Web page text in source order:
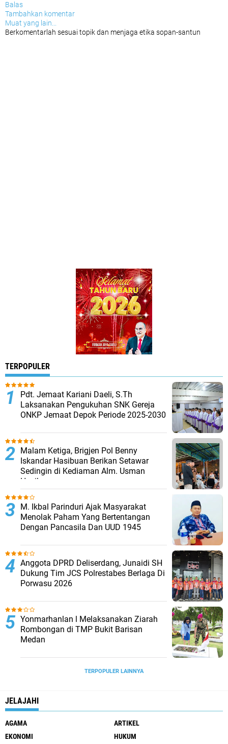
Balas
Tambahkan komentar
Muat yang lain...
Berkomentarlah sesuai topik dan menjaga etika sopan-santun
TERPOPULER
Pdt. Jemaat Kariani Daeli, S.Th
Laksanakan Pengukuhan SNK Gereja
ONKP Jemaat Depok Periode 2025-2030
Malam Ketiga, Brigjen Pol Benny
Iskandar Hasibuan Berikan Setawar
Sedingin di Kediaman Alm. Usman
Hasibuan
M. Ikbal Parinduri Ajak Masyarakat
Menolak Paham Yang Bertentangan
Dengan Pancasila Dan UUD 1945
Anggota DPRD Deliserdang, Junaidi SH
Dukung Tim JCS Polrestabes Berlaga Di
Porwasu 2026
Yonmarhanlan l Melaksanakan Ziarah
Rombongan di TMP Bukit Barisan
Medan
TERPOPULER LAINNYA
JELAJAHI
AGAMA
ARTIKEL
EKONOMI
HUKUM